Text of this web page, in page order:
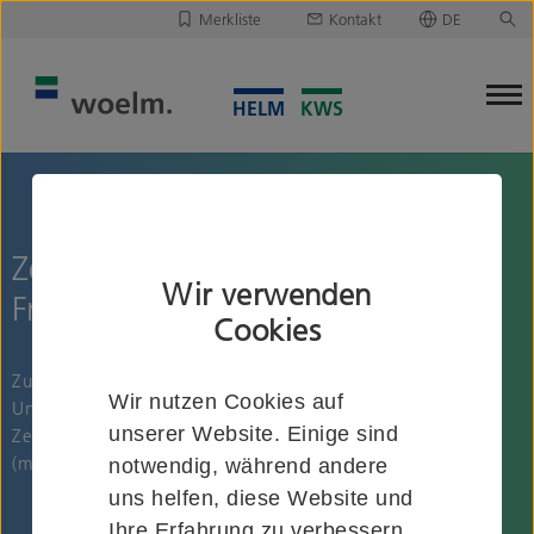
Wir verwenden
Cookies
Wir nutzen Cookies auf
unserer Website. Einige sind
notwendig, während andere
uns helfen, diese Website und
Merkliste Kontakt DE
Zerspanungsmechaniker
Frästechnik (w/m/d)
Zur Unterstützung unseres Teams besetzen wir an unserem
Unternehmenssitz in Heiligenhaus zum nächstmöglichen
Zeitpunkt die Position Zerspanungsmechaniker Frästechnik
(m/w/d).